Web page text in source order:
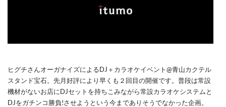
ヒグチさんオーガナイズによるDJ＋カラオケイベント@青山カクテル
スタンド宝石。先月好評により早くも２回目の開催です。普段は常設
機材がないお店にDJセットを持ちこみながら常設カラオケシステムと
DJをガチンコ勝負!させようという今までありそうでなかった企画。